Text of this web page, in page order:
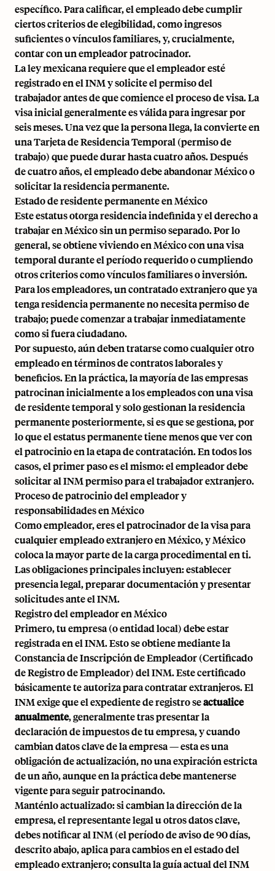
específico. Para calificar, el empleado debe cumplir
ciertos criterios de elegibilidad, como ingresos
suficientes o vínculos familiares, y, crucialmente,
contar con un empleador patrocinador.
La ley mexicana requiere que el empleador esté
registrado en el INM y solicite el permiso del
trabajador antes de que comience el proceso de visa. La
visa inicial generalmente es válida para ingresar por
seis meses. Una vez que la persona llega, la convierte en
una Tarjeta de Residencia Temporal (permiso de
trabajo) que puede durar hasta cuatro años. Después
de cuatro años, el empleado debe abandonar México o
solicitar la residencia permanente.
Estado de residente permanente en México
Este estatus otorga residencia indefinida y el derecho a
trabajar en México sin un permiso separado. Por lo
general, se obtiene viviendo en México con una visa
temporal durante el período requerido o cumpliendo
otros criterios como vínculos familiares o inversión.
Para los empleadores, un contratado extranjero que ya
tenga residencia permanente no necesita permiso de
trabajo; puede comenzar a trabajar inmediatamente
como si fuera ciudadano.
Por supuesto, aún deben tratarse como cualquier otro
empleado en términos de contratos laborales y
beneficios. En la práctica, la mayoría de las empresas
patrocinan inicialmente a los empleados con una visa
de residente temporal y solo gestionan la residencia
permanente posteriormente, si es que se gestiona, por
lo que el estatus permanente tiene menos que ver con
el patrocinio en la etapa de contratación. En todos los
casos, el primer paso es el mismo: el empleador debe
solicitar al INM permiso para el trabajador extranjero.
Proceso de patrocinio del empleador y
responsabilidades en México
Como empleador, eres el patrocinador de la visa para
cualquier empleado extranjero en México, y México
coloca la mayor parte de la carga procedimental en ti.
Las obligaciones principales incluyen: establecer
presencia legal, preparar documentación y presentar
solicitudes ante el INM.
Registro del empleador en México
Primero, tu empresa (o entidad local) debe estar
registrada en el INM. Esto se obtiene mediante la
Constancia de Inscripción de Empleador (Certificado
de Registro de Empleador) del INM. Este certificado
básicamente te autoriza para contratar extranjeros. El
INM exige que el expediente de registro seactualice
anualmente, generalmente tras presentar la
declaración de impuestos de tu empresa, y cuando
cambian datos clave de la empresa — esta es una
obligación de actualización, no una expiración estricta
de un año, aunque en la práctica debe mantenerse
vigente para seguir patrocinando.
Manténlo actualizado: si cambian la dirección de la
empresa, el representante legal u otros datos clave,
debes notificar al INM (el período de aviso de 90 días,
descrito abajo, aplica para cambios en el estado del
empleado extranjero; consulta la guía actual del INM